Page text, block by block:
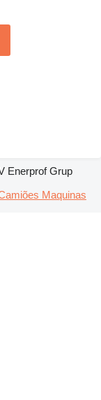
Enerprof Grup
Maquinas